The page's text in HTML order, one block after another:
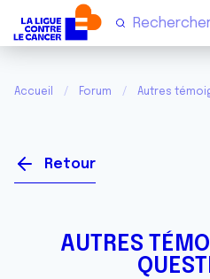
Accueil Forum Autres
Retour
AUTRES